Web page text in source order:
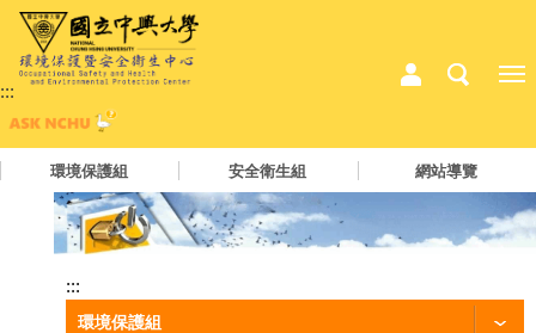
:::
環境保護組 安全衛生組 網站導覽
:::
環境保護組